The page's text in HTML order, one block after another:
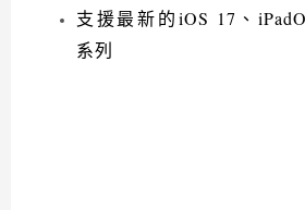
支援最新的iOS 17、
系列